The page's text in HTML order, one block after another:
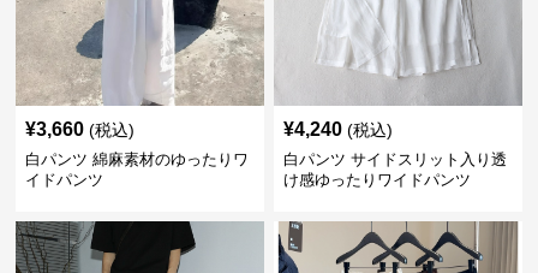
¥3,660 (税込)
白パンツ 綿麻素材のゆったりワ
イドパンツ
¥4,240 (税込)
白パンツ サイドスリット入り透
け感ゆったりワイドパンツ